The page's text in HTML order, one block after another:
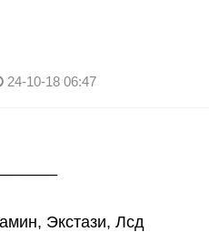
24-10-18 06:47
Экстази, Лсд